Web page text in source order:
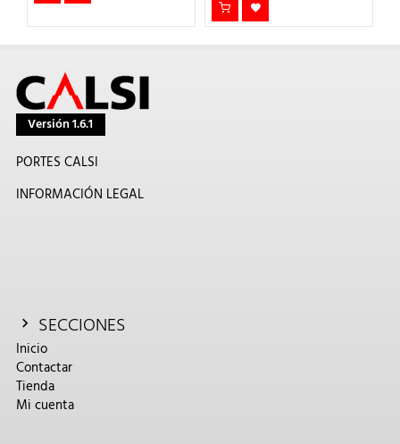
Versión 1.6.1
PORTES CALSI
INFORMACIÓN LEGAL
SECCIONES
Inicio
Contactar
Tienda
Mi cuenta